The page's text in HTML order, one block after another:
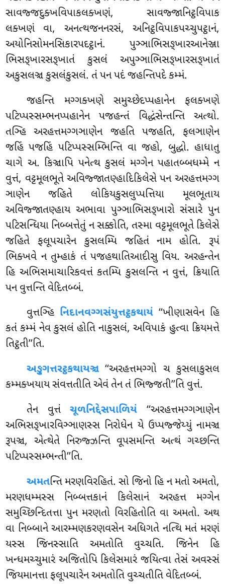
સાવજ્જદુક્ખવિપાકલક્ખણં, સાવજ્જાનિટ્ઠવિપાક
લક્ખણં વા, અનત્થજનનરસં, અનિટ્ઠવિપાકપચ્ચુપટ્ઠાનં,
અયોનિસોમનસિકારપદટ્ઠાનં. પુઞ્ઞાભિસઙ્ખારઆનેઞ્જા
ભિસઙ્ખારસઙ્ખાતં કુસલં અપુઞ્ઞાભિસઙ્ખારસઙ્ખાતં
અકુસલઞ્ચ કુસલંકુસલં. તં પન પદં જહન્તિપદે કમ્મં.
જહન્તિ મગ્ગક્ખણે સમુચ્છેદપ્પહાનેન ફલક્ખણે
પટિપ્પસ્સમ્ભનપ્પહાનેન પજહન્તં વિદ્ધંસેન્તન્તિ અત્થો.
તઞ્હિ અરહત્તમગ્ગઞાણેન જહતિ પજહતિ, ફલઞાણેન
જહિં પજહિં પટિપ્પસ્સમ્ભિન્તિ વા જહો, બુદ્ધો. હાધાતુ
ચાગે અ. કિઞ્ચાપિ પનેત્થ કુસલં મગ્ગેન પહાતબ્બધમ્મે ન
વુત્તં, વટ્ટમૂલભૂતે અવિજ્જાતણ્હાદિકિલેસે પન અરહત્તમગ્ગ
ઞાણેન જહિતે લોકિયકુસલુપ્પત્તિયા મૂલભૂતાય
અવિજ્જાતણ્હાય અભાવા પુઞ્ઞાભિસઙ્ખારો સંસારે પુન
પટિસન્ધિયા નિબ્બત્તેતું ન સક્કોતિ, તસ્મા વટ્ટમૂલભૂતે કિલેસે
જહિતે ફલૂપચારેન કુસલમ્પિ જહિતં નામ હોતિ. રૂપં
ભિક્ખવે ન તુમ્હાકં તં પજહથાતિઆદીસુ વિય. અરહન્તેન
હિ અભિસમાચારિકવત્તં કતમ્પિ કુસલન્તિ ન વુત્તં, ક્રિયાતિ
પન વુત્તન્તિ વેદિતબ્બં.
વુત્તઞ્હિ નિદાનવગ્ગસંયુત્તટ્ઠકથાયં‘‘ખીણાસવેન હિ
કતં કમ્મં નેવ કુસલં હોતિ નાકુસલં, અવિપાકં હુત્વા ક્રિયમત્તે
તિટ્ઠતી’’તિ.
અઙ્ગુત્તરટ્ઠકથાયઞ્ચ ‘‘અરહત્તમગ્ગો ચ કુસલાકુસલ
કમ્મક્ખયાય સંવત્તતીતિ એવં તેન તં ભિજ્જતી’’તિ વુત્તં.
તેન વુત્તંચૂળનિદ્દેસપાળિયં ‘‘અરહત્તમગ્ગઞાણેન
અભિસઙ્ખારવિઞ્ઞાણસ્સ નિરોધેન યે ઉપ્પજ્જેય્યું નામઞ્ચ
રૂપઞ્ચ, એત્થેતે નિરુજ્ઝન્તિ વૂપસમન્તિ અત્થં ગચ્છન્તિ
પટિપ્પસ્સમ્ભન્તી’’તિ.
અમતન્તિ મરણવિરહિતં. સો જિનો હિ ન મતો અમતો,
મરણધમ્મસ્સ નિબ્બત્તકાનં કિલેસાનં અરહત્ત મગ્ગેન
સમુચ્છિન્દિતત્તા પુન મરણતો વિરહિતોતિ વા અમતો. અથ
વા નિબ્બાને આરમ્મણકરણવસેન અધિગતે નત્થિ મતં મરણં
યસ્સ જિનસ્સાતિ અમતોતિ વુચ્ચતિ. જિનેન હિ
ખન્ધમચ્ચુમારં અજિતોપિ કિલેસમારં જયિત્વા તેસં અવસ્સં
જિયમાનત્તા ફલૂપચારેન અમતોતિ વુચ્ચતીતિ વેદિતબ્બં.